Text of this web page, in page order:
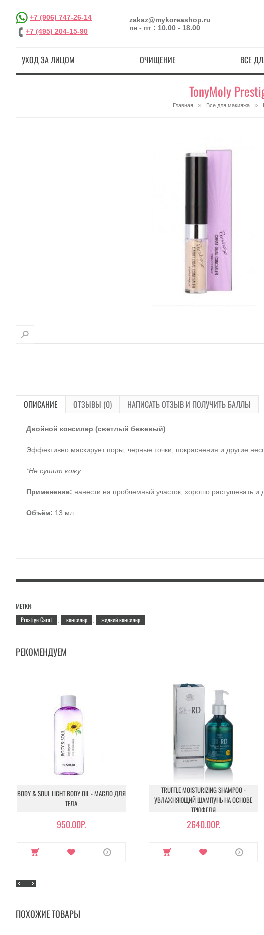
+7 (906) 747-26-14
+7 (495) 204-15-90
zakaz@mykoreashop.ru
пн - пт : 10.00 - 18.00
УХОД ЗА ЛИЦОМ ОЧИЩЕНИЕ ВСЕ
TonyMoly
Главная » Все для макияжа »
ОПИСАНИЕ ОТЗЫВЫ (0) НАПИСАТЬ ОТЗЫВ И ПОЛУЧИТЬ БАЛЛЫ
Двойной консилер (светлый бежевый)
Эффективно маскирует поры, черные точки, покраснения и другие
*Не сушит кожу.
Применение: нанести на проблемный участок, хорошо растушевать и
Объём: 13 мл.
МЕТКИ:
Prestige Carat
консилер жидкий консилер
РЕКОМЕНДУЕМ
BODY & SOUL LIGHT BODY OIL - МАСЛО ДЛЯ
ТЕЛА
950.00Р.
TRUFFLE MOISTURIZING SHAMPOO -
УВЛАЖНЯЮЩИЙ ШАМПУНЬ НА ОСНОВЕ
ТРЮФЕЛЯ
2640.00Р.
ПОХОЖИЕ ТОВАРЫ